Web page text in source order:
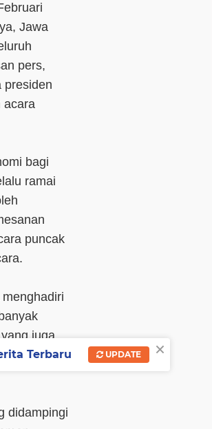
Jawa
pers,
presiden
acara
bagi
ramai
puncak
juga
didampingi
×
Terbaru UPDATE